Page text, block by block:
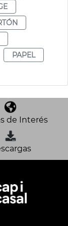
PAPEL
de Interés